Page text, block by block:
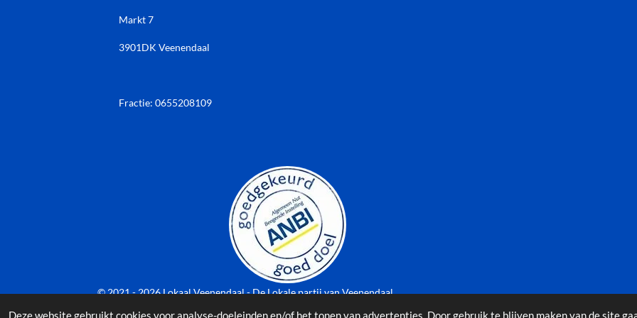
Deze website gebruikt cookies voor analyse-doeleinden en/of het tonen van advertenties. Door gebruik te blijven maken van de site
Markt 7
3901DK Veenendaal
Fractie: 0655208109
© 2021 - 2026 Lokaal Veenendaal - De Lokale partij van Veenendaal